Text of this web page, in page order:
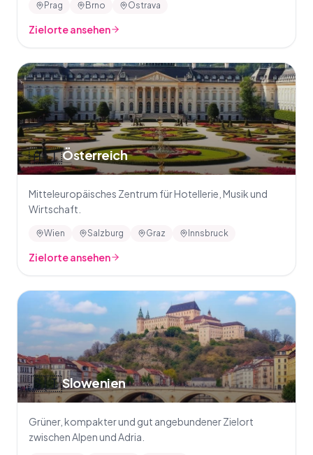
Prag Brno Ostrava
Zielorte ansehen
🇦🇹Österreich
Mitteleuropäisches Zentrum für Hotellerie, Musik und
Wirtschaft.
Wien Salzburg Graz Innsbruck
Zielorte ansehen
🇸🇮Slowenien
Grüner, kompakter und gut angebundener Zielort
zwischen Alpen und Adria.